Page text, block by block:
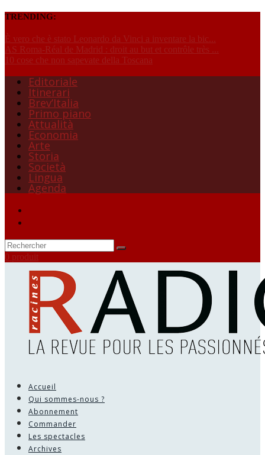
TRENDING:
È vero che è stato Leonardo da Vinci a inventare la bic...
AS Roma-Réal de Madrid : droit au but et contrôle très ...
10 cose che non sapevate della Toscana
Editoriale
Itinerari
Brev’Italia
Primo piano
Attualità
Economia
Arte
Storia
Società
Lingua
Agenda
0 produit
Accueil
Qui sommes-nous ?
Abonnement
Commander
Les spectacles
Archives